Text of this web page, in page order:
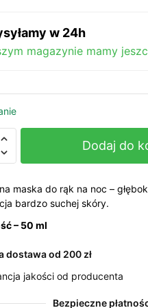
w 24h
magazynie mamy
Dodaj do
maska do rąk na noc –
bardzo suchej skóry.
– 50 ml
dostawa od 200 zł
jakości od producenta
Bezpieczne